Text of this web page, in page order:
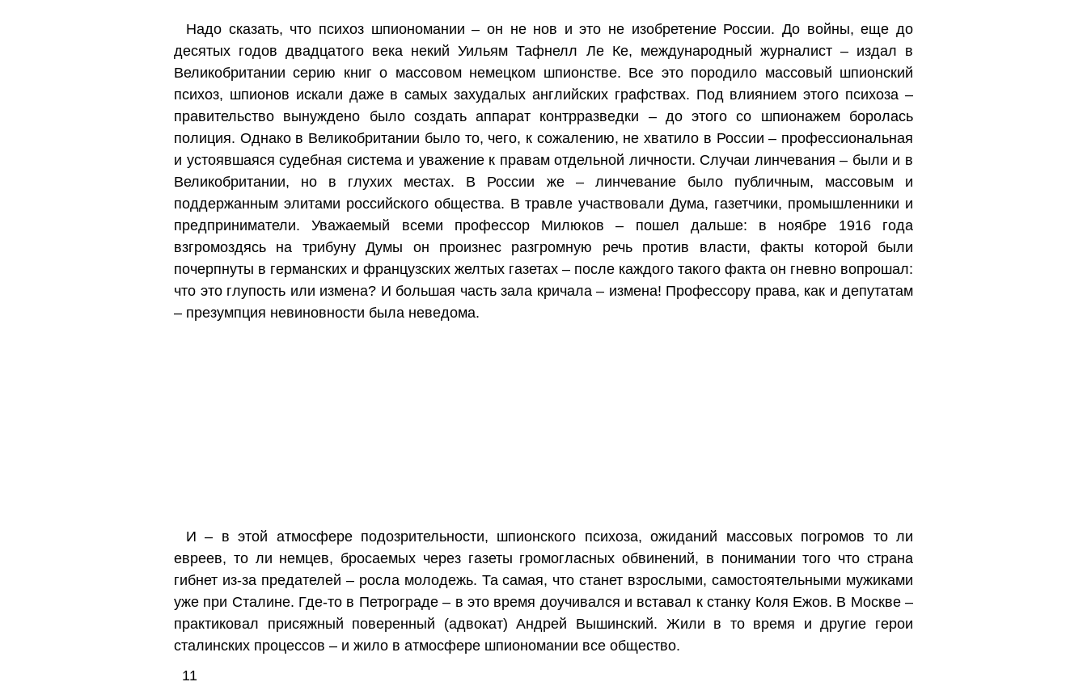
Надо сказать, что психоз шпиономании – он не нов и это не изобретение России. До войны, еще до
десятых годов двадцатого века некий Уильям Тафнелл Ле Ке, международный журналист – издал в
Великобритании серию книг о массовом немецком шпионстве. Все это породило массовый шпионский
психоз, шпионов искали даже в самых захудалых английских графствах. Под влиянием этого психоза –
правительство вынуждено было создать аппарат контрразведки – до этого со шпионажем боролась
полиция. Однако в Великобритании было то, чего, к сожалению, не хватило в России – профессиональная
и устоявшаяся судебная система и уважение к правам отдельной личности. Случаи линчевания – были и в
Великобритании, но в глухих местах. В России же – линчевание было публичным, массовым и
поддержанным элитами российского общества. В травле участвовали Дума, газетчики, промышленники и
предприниматели. Уважаемый всеми профессор Милюков – пошел дальше: в ноябре 1916 года
взгромоздясь на трибуну Думы он произнес разгромную речь против власти, факты которой были
почерпнуты в германских и французских желтых газетах – после каждого такого факта он гневно вопрошал:
что это глупость или измена? И большая часть зала кричала – измена! Профессору права, как и депутатам
– презумпция невиновности была неведома.
И – в этой атмосфере подозрительности, шпионского психоза, ожиданий массовых погромов то ли
евреев, то ли немцев, бросаемых через газеты громогласных обвинений, в понимании того что страна
гибнет из-за предателей – росла молодежь. Та самая, что станет взрослыми, самостоятельными мужиками
уже при Сталине. Где-то в Петрограде – в это время доучивался и вставал к станку Коля Ежов. В Москве –
практиковал присяжный поверенный (адвокат) Андрей Вышинский. Жили в то время и другие герои
сталинских процессов – и жило в атмосфере шпиономании все общество.
11